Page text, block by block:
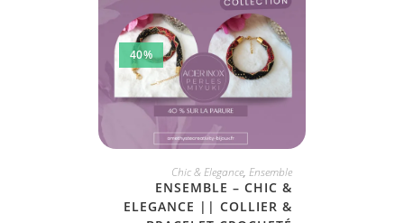
40%
JE PRENDS TOUT !
Chic & Elegance, Ensemble
ENSEMBLE – CHIC &
ELEGANCE || COLLIER &